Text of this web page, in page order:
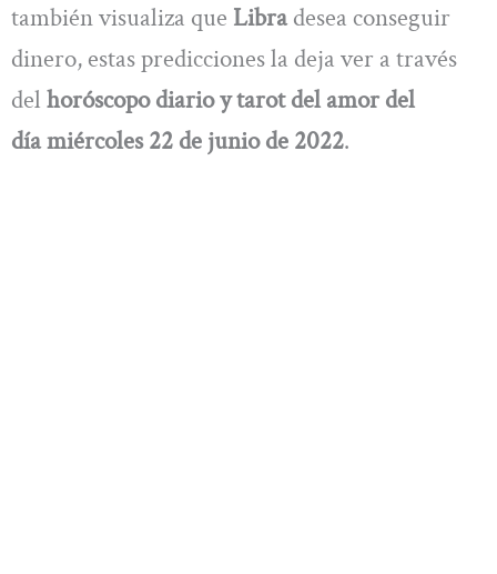
también visualiza que Libradesea conseguir
dinero, estas predicciones la deja ver a través
del horóscopo diario y tarot del amor del
díamiércoles 22 de junio de 2022.